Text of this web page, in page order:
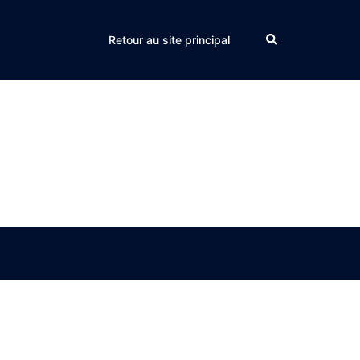
Retour au site principal Search